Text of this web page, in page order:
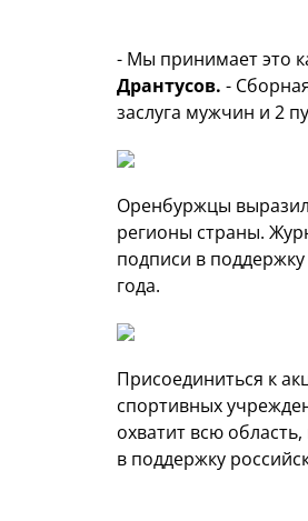
- Мы принимает это
Дрантусов. -
заслуга мужчин и 2
Оренбуржцы
регионы страны.
подписи в
года.
Присоединиться к
спортивных
охватит всю
в поддержку